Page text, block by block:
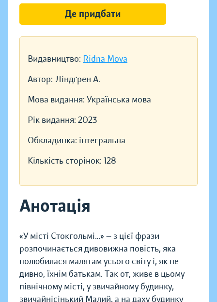
Видавництво: Ridna Mova
Автор: Ліндґрен А.
Мова видання: Українська мова
Рік видання: 2023
Обкладинка: інтегральна
Кількість сторінок: 128
Анотація
«У місті Стокгольмі…» — з цієї фрази
розпочинається дивовижна повість, яка
полюбилася малятам усього світу і, як не
дивно, їхнім батькам. Так от, живе в цьому
північному місті, у звичайному будинку,
звичайнісінький Малий, а на даху будинку
Де придбати